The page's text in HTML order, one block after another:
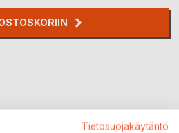
Tietosuojakäytäntö